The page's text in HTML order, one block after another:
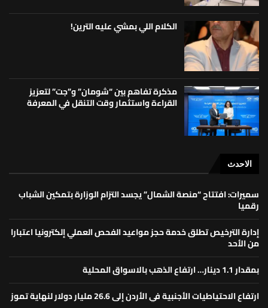
الكلام اللي بمشي عليه الترين!
مذكرة تفاهم بين “شومان” و”جت” لتعزيز
القراءة واستثمار وقت التنقل في المعرفة
الاحدث
سميرات: افتتاح “منصة الشمال” يجسد التزام الوزارة بتمكين الشباب
رقميا
إدارة الترخيص تطلق خدمة حجز مواعيد الفحص العملي إلكترونيا اعتبارا
من الأحد
بمقدار 1.1 دينار… ارتفاع الذهب بالاسواق المحلية
ارتفاع الاحتياطيات الأجنبية في الأردن إلى 26.6 مليار دولار لنهاية تموز